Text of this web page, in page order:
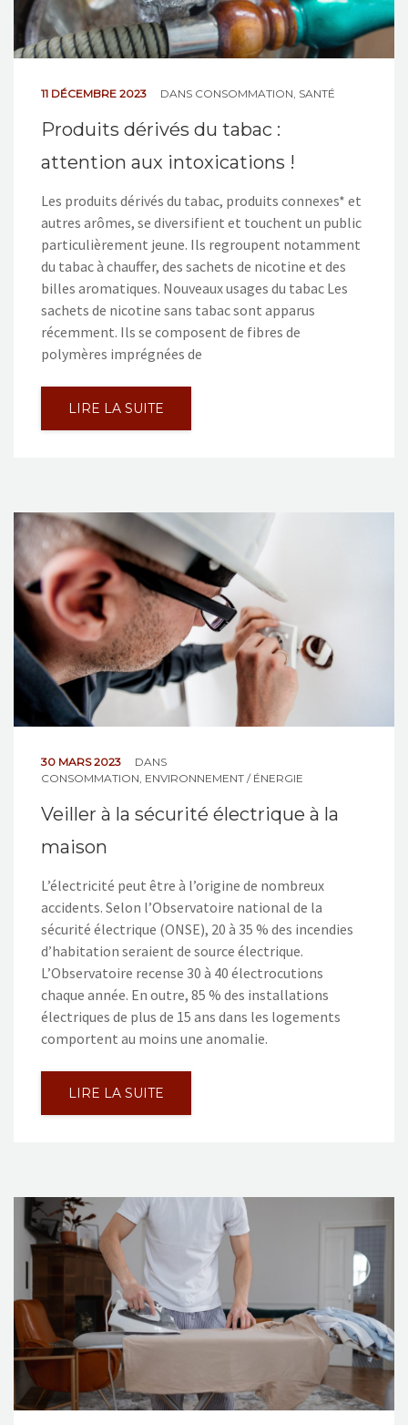
11 DÉCEMBRE 2023 DANS CONSOMMATION, SANTÉ
Produits dérivés du tabac :
attention aux intoxications !
Les produits dérivés du tabac, produits connexes* et
autres arômes, se diversifient et touchent un public
particulièrement jeune. Ils regroupent notamment
du tabac à chauffer, des sachets de nicotine et des
billes aromatiques. Nouveaux usages du tabac Les
sachets de nicotine sans tabac sont apparus
récemment. Ils se composent de fibres de
polymères imprégnées de
LIRE LA SUITE
30 MARS 2023
DANS
CONSOMMATION ENVIRONNEMENT / ÉNERGIE
Veiller à la sécurité électrique à la
maison
L’électricité peut être à l’origine de nombreux
accidents. Selon l’Observatoire national de la
sécurité électrique (ONSE), 20 à 35 % des incendies
d’habitation seraient de source électrique.
L’Observatoire recense 30 à 40 électrocutions
chaque année. En outre, 85 % des installations
électriques de plus de 15 ans dans les logements
comportent au moins une anomalie.
LIRE LA SUITE